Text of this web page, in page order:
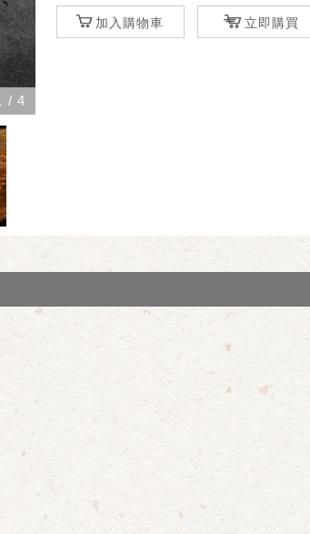
加入購物車 立即購買
/4